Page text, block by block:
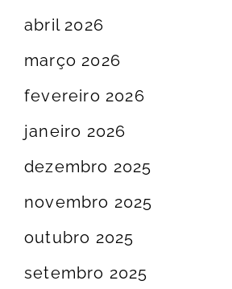
abril 2026
março 2026
fevereiro 2026
janeiro 2026
dezembro 2025
novembro 2025
outubro 2025
setembro 2025